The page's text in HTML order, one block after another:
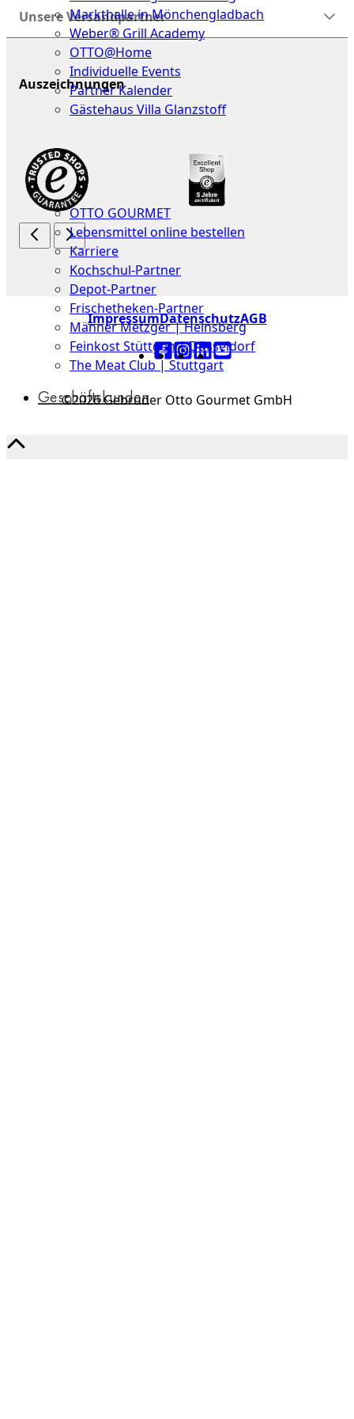
Markthalle in Mönchengladbach
Weber® Grill Academy
OTTO@Home
Individuelle Events
Partner Kalender
Gästehaus Villa Glanzstoff
Über
uns
OTTO GOURMET
Lebensmittel online bestellen
Karriere
Kochschul-Partner
Depot-Partner
Frischetheken-Partner
Männer Metzger | Heinsberg
Feinkost Stüttgen | Düsseldorf
The Meat Club | Stuttgart
Geschäftskunden
Unsere Versandpartner
Auszeichnungen
ImpressumDatenschutzAGB
©2026 Gebrüder Otto Gourmet GmbH